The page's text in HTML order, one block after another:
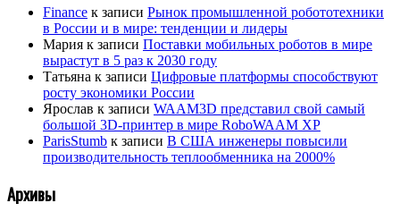
Finance к записи Рынок промышленной робототехники
в России и в мире: тенденции и лидеры
Мария к записи Поставки мобильных роботов в мире
вырастут в 5 раз к 2030 году
Татьяна к записи Цифровые платформы способствуют
росту экономики России
Ярослав к записи WAAM3D представил свой самый
большой 3D-принтер в мире RoboWAAM XP
ParisStumb к записи В США инженеры повысили
производительность теплообменника на 2000%
Архивы